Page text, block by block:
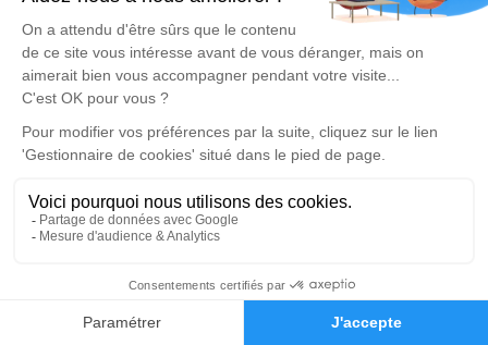
Faire-part Hommages
d'expression dédié à honorer la mémoire de Marie-
Louise IZORCHE.
Un service de plantation d’arbre hommage est
disponible ici
Cérémonie religieuse
Église de Saint-Martial-Entraygues
19400 Saint-Martial-Entraygues